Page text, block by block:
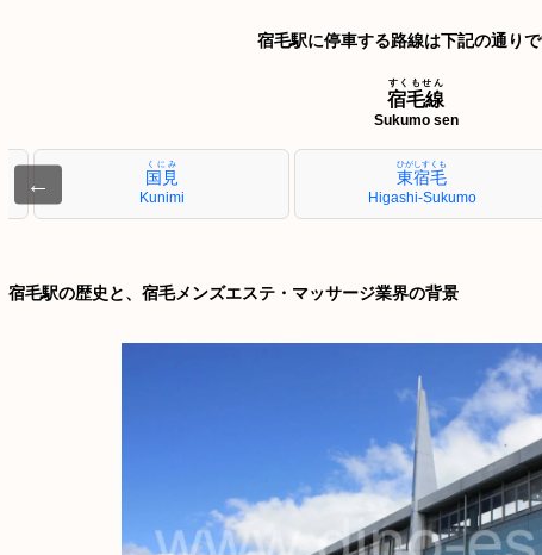
宿毛駅に停車する路線は下記の通りで
宿毛線
すくもせん
Sukumo sen
← 国見
くにみ
Kunimi
東宿毛
ひがしすくも
Higashi-Sukumo
宿毛駅の歴史と、宿毛メンズエステ・マッサージ業界の背景